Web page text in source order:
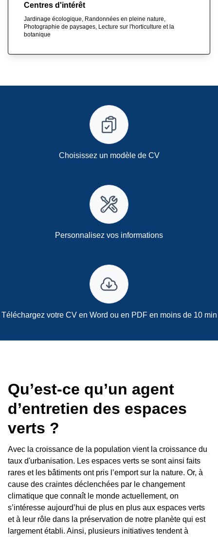
Centres d'intérêt
Jardinage écologique, Randonnées en pleine nature,
Photographie de paysages, Lecture sur l'horticulture et la
botanique
Choisissez un modèle de CV
Personnalisez vos informations
Téléchargez votre CV en Word ou en PDF en moins de 10 min
Qu’est-ce qu’un agent
d’entretien des espaces
verts ?
Avec la croissance de la population vient la croissance du
taux d'urbanisation. Les espaces verts se sont ainsi faits
rares et les bâtiments ont pris l’emport sur la nature. Or, à
cause des craintes déclenchées par le changement
climatique que connaît le monde actuellement, on
s’intéresse aujourd’hui de plus en plus aux espaces verts
et à leur rôle dans la préservation de notre planète qui est
largement établi. Ainsi, plusieurs initiatives tendent à